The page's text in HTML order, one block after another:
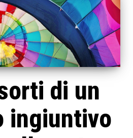
di un
ingiuntivo